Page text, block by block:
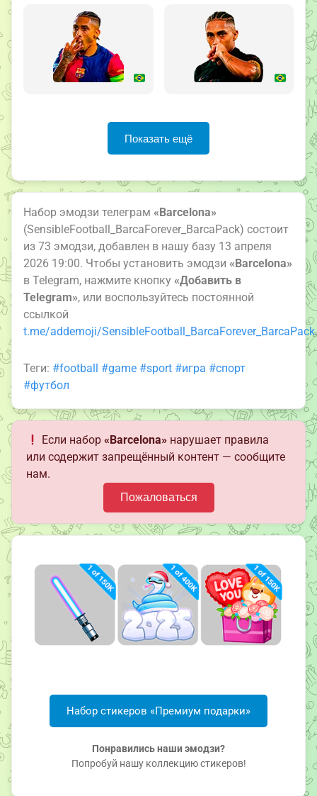
Показать ещё
Набор эмодзи телеграм «Barcelona»
(SensibleFootball_BarcaForever_BarcaPack) состоит
из 73 эмодзи, добавлен в нашу базу 13 апреля
2026 19:00. Чтобы установить эмодзи «Barcelona»
в Telegram, нажмите кнопку «Добавить в
Telegram», или воспользуйтесь постоянной
ссылкой
t.me/addemoji/SensibleFootball_BarcaForever_BarcaPack.
Теги: #football #game #sport #игра #спорт
#футбол
Если набор«Barcelona» нарушает правила
или содержит запрещённый контент — сообщите
нам.
Пожаловаться
Набор стикеров «Премиум подарки»
Понравились наши эмодзи?
Попробуй нашу коллекцию стикеров!